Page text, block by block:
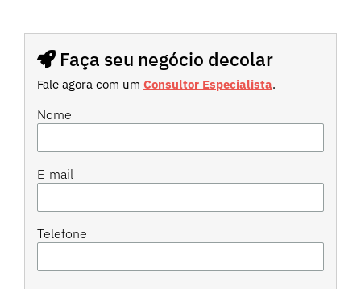
Faça seu negócio decolar
Fale agora com um Consultor Especialista.
Nome
E-mail
Telefone